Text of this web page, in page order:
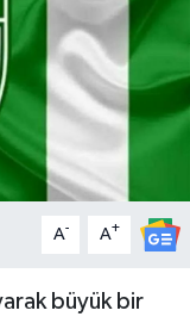
A- A+
büyük bir